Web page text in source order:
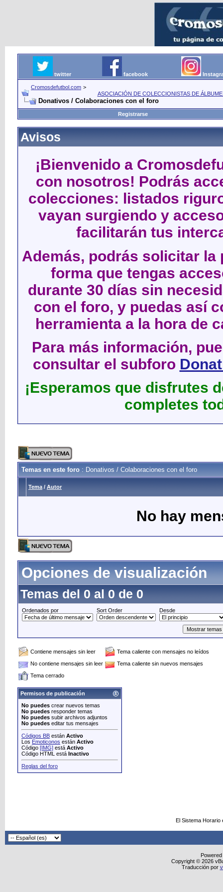
twitter facebook
Cromosdefutbol.com >
ASOCIACIÓN DE COLECCIONISTAS DE
Donativos / Colaboraciones con el foro
Registrarse
Avisos
¡Bienvenido a
con nosotros! Podrás
colecciones: listados
vayan surgiendo y
facilitarán tus
Además, podrás solicitar
forma que tengas
durante 30 días sin
con el foro, y puedas así
herramienta a la hora de
Para más información,
consultar el subforo
¡Esperamos que disfrutes
completes
Temas en este foro : Donativos / Colaboraciones con el foro
Tema / Autor
No hay
Opciones de visualización
Temas del 0 al 0 de 0
Ordenados por Sort Order Desde
Contiene mensajes sin leer
Tema caliente con mensajes no leídos
No contiene mensajes sin leer
Tema caliente sin nuevos mensajes
Tema cerrado
Permisos de publicación
No puedes crear nuevos temas
No puedes responder temas
No puedes subir archivos adjuntos
No puedes editar tus mensajes
Códigos BB están Activo
Los Emoticonos están Activo
Código [IMG] está Activo
Código HTML está Inactivo
Reglas del foro
El Sistema
Copyright © 2026
Traducción por